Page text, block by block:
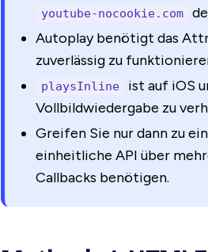
youtube-nocookie.com
Autoplay benötigt das
zuverlässig zu
playsInline
ist auf iOS
Vollbildwiedergabe zu
Greifen Sie nur dann zu
einheitliche API über
Callbacks benötigen.